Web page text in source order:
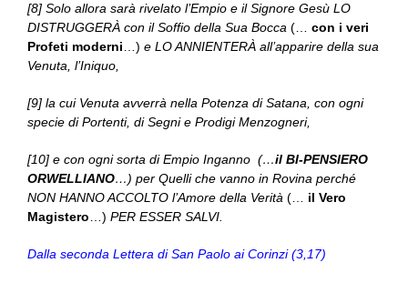
[8] Solo allora sarà rivelato l’Empio e il Signore Gesù LO
DISTRUGGERÀ con il Soffio della Sua Bocca (… con i veri
Profeti moderni …) e LO ANNIENTERÀ all’apparire della sua
Venuta, l’Iniquo,
[9] la cui Venuta avverrà nella Potenza di Satana, con ogni
specie di Portenti, di Segni e Prodigi Menzogneri,
[10] e con ogni sorta di Empio Inganno (…il BI-PENSIERO
ORWELLIANO…) per Quelli che vanno in Rovina perché
NON HANNO ACCOLTO l’Amore della Verità (…
il Vero
Magistero …) PER ESSER SALVI.
Dalla seconda Lettera di San Paolo ai Corinzi (3,17)